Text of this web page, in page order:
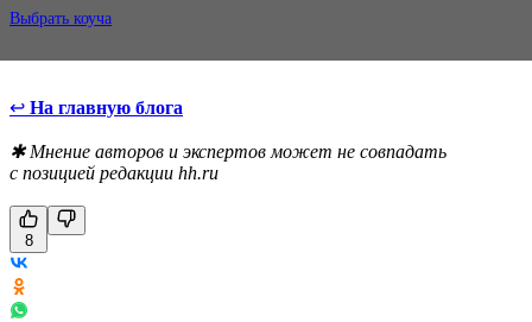
Выбрать коуча
↩ На главную блога
✱ Мнение авторов и экспертов может не совпадать
с позицией редакции hh.ru
8